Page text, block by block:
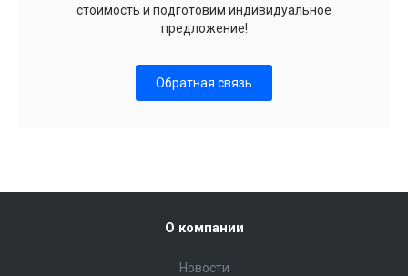
стоимость и подготовим индивидуальное
предложение!
Обратная связь
О компании
Новости